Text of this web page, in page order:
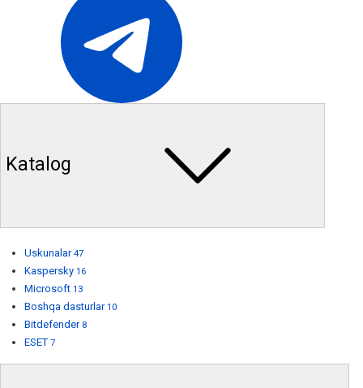
Katalog
Uskunalar 47
Kaspersky 16
Microsoft 13
Boshqa dasturlar 10
Bitdefender 8
ESET 7